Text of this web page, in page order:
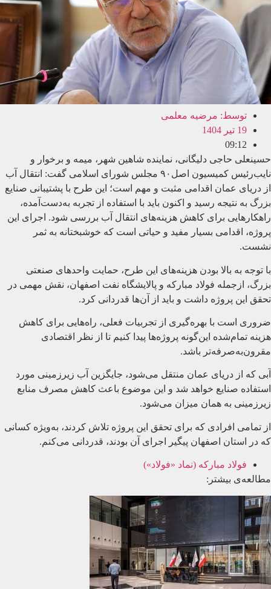
توسط: مرضیه معلمی
19 تیر 1404
09:12
حسینعلی حاجی دلیگانی، نماینده شاهین شهر، میمه و برخوار و
نایب‌رئیس کمیسیون اصل‌٩٠ مجلس‌ شورای اسلامی گفت: انتقال آب
از دریای عمان اقدامی مثبت و مهم است؛ این طرح با پشتیبانی صنایع
بزرگ به نتیجه رسید و اکنون باید با استفاده از تجربه به‌دست‌آمده،
راهکارهایی برای کاهش هزینه‌های انتقال آب بررسی شود. اجرای این
پروژه، اقدامی بسیار مفید و حیاتی است که خوشبختانه به ثمر
نشست.
با توجه به بالا بودن هزینه‌های این طرح، حمایت واحدهای صنعتی
بزرگ، ازجمله فولاد مبارکه و پالایشگاه نفت اصفهان، نقش مهمی در
تحقق این پروژه داشت و باید از آن‌ها قدردانی کرد.
ضروری است با بهره‌گیری از تجربیات فعلی، راه‌هایی برای کاهش
هزینه تمام‌شده این‌گونه پروژه‌ها پیدا کنیم تا از نظر اقتصادی
مقرون‌به‌صرفه‌تر باشد.
آبی که از دریای عمان منتقل می‌شود، جایگزین آب زیرزمینی مورد
استفاده صنایع خواهد شد و این موضوع باعث کاهش مصرف منابع
زیرزمینی به همان میزان می‌شود.
از تمامی افرادی که برای تحقق این پروژه تلاش کردند، به‌ویژه کسانی
که در استان اصفهان پیگیر اجرای آن بودند، قدردانی می‌کنم.
فولاد مبارکه (نماد «فولاد»)
مطالعه‌ی بیشتر: